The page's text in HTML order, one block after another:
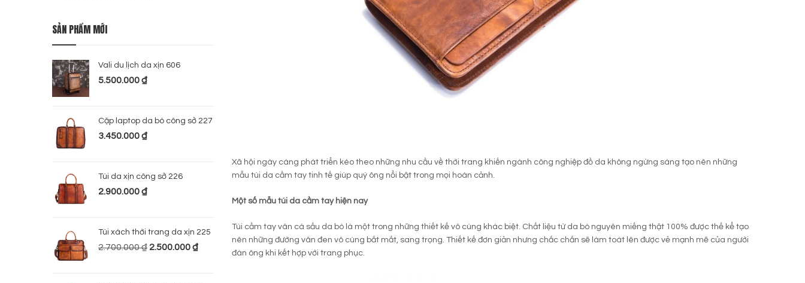
Xã hội ngày càng phát triển kéo theo những nhu cầu về thời trang khiến ngành công nghiệp đồ da không ngừng sáng tạo nên những
mẫu túi da cầm tay tinh tế giúp quý ông nổi bật trong mọi hoàn cảnh.
Một số mẫu túi da cầm tay hiện nay
Túi cầm tay vân cá sấu da bò là một trong những thiết kế vô cùng khác biệt. Chất liệu từ da bò nguyên miếng thật 100% được thế kể tạo
nên những đường vân đen vô cùng bắt mắt, sang trọng. Thiết kế đơn giản nhưng chắc chắn sẽ làm toát lên được vẻ mạnh mẽ của người
đàn ông khi kết hợp với trang phục.
SẢN PHẨM MỚI
Vali du lịch da xịn 606
5.500.000₫
Cặp laptop da bò công sở 227
3.450.000₫
Túi da xịn công sở 226
2.900.000₫
Túi xách thời trang da xịn 225
2.700.000₫ 2.500.000₫